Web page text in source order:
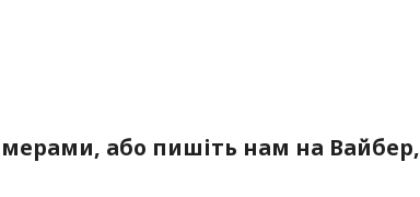
або пишіть нам на Вайбер,